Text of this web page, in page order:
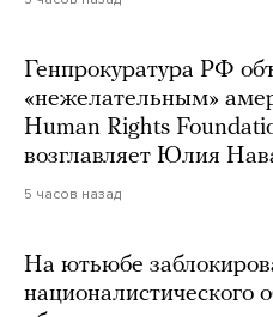
Генпрокуратура РФ
«нежелательным»
Human Rights
возглавляет Юлия
5 часов назад
На ютьюбе
националистического